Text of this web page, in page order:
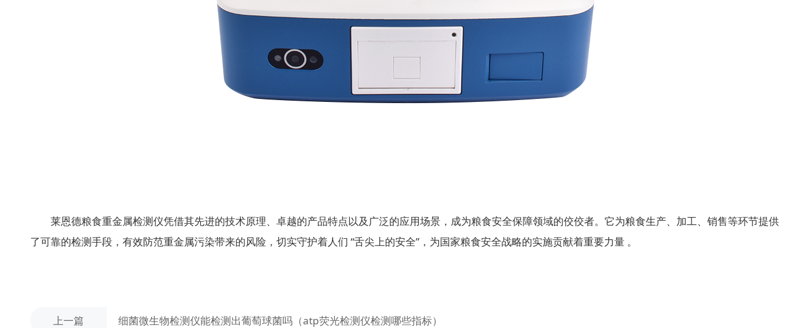
莱恩德粮食重金属检测仪凭借其先进的技术原理、卓越的产品特点以及广泛的应用场景，成为粮食安全保障领域的佼佼者。它为粮食生产、加工、销售等环节提供
了可靠的检测手段，有效防范重金属污染带来的风险，切实守护着人们 “舌尖上的安全”，为国家粮食安全战略的实施贡献着重要力量 。
上一篇 细菌微生物检测仪能检测出葡萄球菌吗（atp荧光检测仪检测哪些指标）